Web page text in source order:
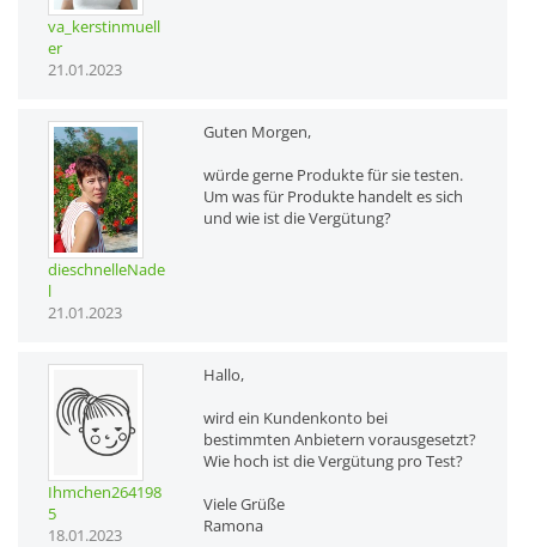
va_kerstinmuell
er
21.01.2023
dieschnelleNade
l
21.01.2023
Guten Morgen,
würde gerne Produkte für sie testen.
Um was für Produkte handelt es sich
und wie ist die Vergütung?
Ihmchen264198
5
18.01.2023
Hallo,
wird ein Kundenkonto bei
bestimmten Anbietern vorausgesetzt?
Wie hoch ist die Vergütung pro Test?
Viele Grüße
Ramona